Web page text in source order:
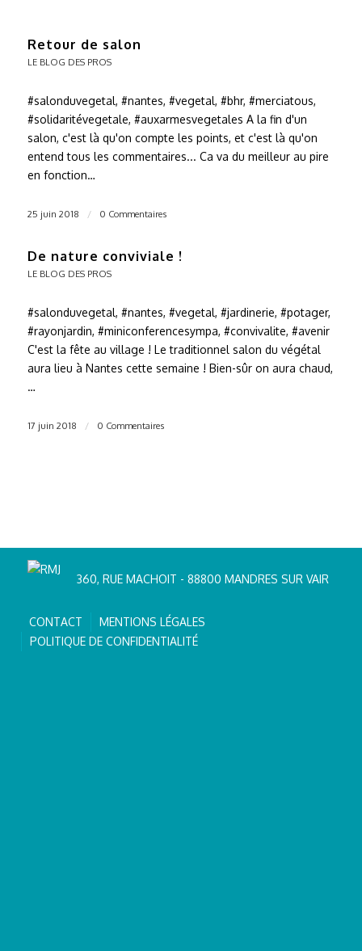
Retour de salon
LE BLOG DES PROS
#salonduvegetal, #nantes, #vegetal, #bhr, #merciatous,
#solidaritévegetale, #auxarmesvegetales A la fin d'un
salon, c'est là qu'on compte les points, et c'est là qu'on
entend tous les commentaires... Ca va du meilleur au pire
en fonction…
25 juin 2018 / 0 Commentaires
De nature conviviale !
LE BLOG DES PROS
#salonduvegetal, #nantes, #vegetal, #jardinerie, #potager,
#rayonjardin, #miniconferencesympa, #convivalite, #avenir
C'est la fête au village ! Le traditionnel salon du végétal
aura lieu à Nantes cette semaine ! Bien-sûr on aura chaud,
…
17 juin 2018 / 0 Commentaires
360, RUE MACHOIT - 88800 MANDRES SUR VAIR
CONTACT
MENTIONS LÉGALES
POLITIQUE DE CONFIDENTIALITÉ